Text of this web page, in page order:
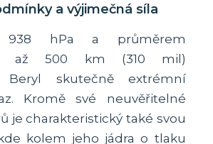
a výjimečná síla
hPa a průměrem
až 500 km (310 mil)
Beryl skutečně extrémní
Kromě své neuvěřitelné
je charakteristický také svou
kolem jeho jádra o tlaku